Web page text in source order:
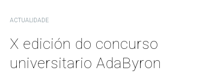
ACTUALIDADE
X edición do concurso
universitario AdaByron